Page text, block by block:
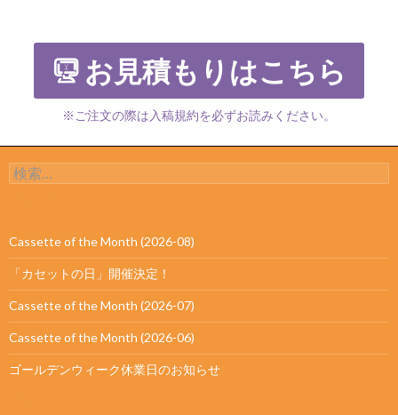
お見積もりはこちら
※ご注文の際は入稿規約を必ずお読みください。
検索:
Cassette of the Month (2026-08)
「カセットの日」開催決定！
Cassette of the Month (2026-07)
Cassette of the Month (2026-06)
ゴールデンウィーク休業日のお知らせ